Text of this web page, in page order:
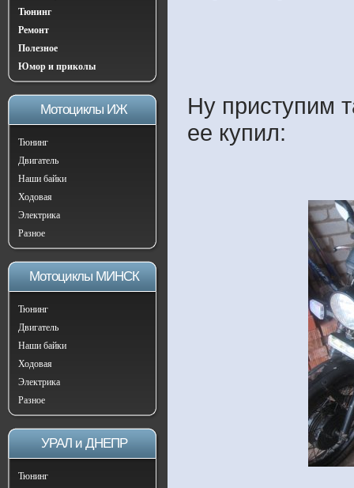
Тюнинг
Ремонт
Полезное
Юмор и приколы
Мотоциклы ИЖ
Тюнинг
Двигатель
Наши байки
Ходовая
Электрика
Разное
Мотоциклы МИНСК
Тюнинг
Двигатель
Наши байки
Ходовая
Электрика
Разное
УРАЛ и ДНЕПР
Тюнинг
Ну приступим
ее купил: